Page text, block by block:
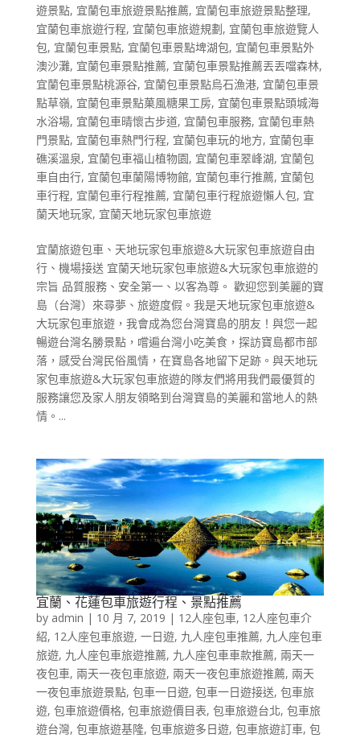
遊景點, 宜蘭包車旅遊景點推薦, 宜蘭包車旅遊景點整理,
宜蘭包車旅遊行程, 宜蘭包車旅遊規劃, 宜蘭包車旅遊覽人
包, 宜蘭包車景點, 宜蘭包車景點埤湖包, 宜蘭包車景點外
澳沙灘, 宜蘭包車景點推薦, 宜蘭包車景點推薦丟丟噹森林,
宜蘭包車景點桃源谷, 宜蘭包車景點烏石漁港, 宜蘭包車景
點草嶺, 宜蘭包車景點菓風糖果工房, 宜蘭包車景點頭城海
水浴場, 宜蘭包車晴懷古步道, 宜蘭包車服務, 宜蘭包車熱
門景點, 宜蘭包車熱門行程, 宜蘭包車玩的地方, 宜蘭包車
礁溪溫泉, 宜蘭包車福山植物園, 宜蘭包車翠峰湖, 宜蘭包
車自由行, 宜蘭包車蘭陽博物館, 宜蘭包車行推薦, 宜蘭包
車行程, 宜蘭包車行程推薦, 宜蘭包車行程旅遊懶人包, 宜
蘭天地玩家, 宜蘭天地玩家包車旅遊
宜蘭旅遊包車、天地玩家包車旅遊&大玩家包車旅遊自由
行、機場接送 宜蘭天地玩家包車旅遊&大玩家包車旅遊的
宗旨 品質服務、安全第一、以客為尊。 歡迎您到美麗的寶
島（台灣）來尋夢、旅遊度假。我是天地玩家包車旅遊&
大玩家包車旅遊，我會成為您台灣寶島的朋友！與您一起
暢遊台灣名勝景點，嚐遍台灣小吃美食，探訪寶島都市部
落，感受台灣民俗風情，在寶島各地留下足跡。與天地玩
家包車旅遊&大玩家包車旅遊的隊友們將用我們最優質的
服務讓您及家人朋友領略到台灣寶島的美麗和當地人的熱
情。...
宜蘭、花蓮包車旅遊行程、景點推薦
by admin | 10 月 7, 2019 | 12人座包車, 12人座包車介
紹, 12人座包車旅遊, 一日遊, 九人座包車推薦, 九人座包車
旅遊, 九人座包車旅遊推薦, 九人座包車車款推薦, 兩天一
夜包車, 兩天一夜包車旅遊, 兩天一夜包車旅遊推薦, 兩天
一夜包車旅遊景點, 包車一日遊, 包車一日遊接送, 包車旅
遊, 包車旅遊價格, 包車旅遊價目表, 包車旅遊台北, 包車旅
遊台灣, 包車旅遊基隆, 包車旅遊多日遊, 包車旅遊訂車, 包